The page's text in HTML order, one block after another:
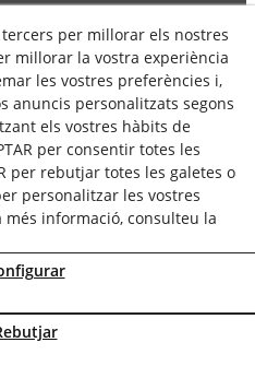
per millorar els nostres
millorar la vostra experiència
les vostres preferències i,
anuncis personalitzats segons
els vostres hàbits de
per consentir totes les
per rebutjar totes les galetes o
personalitzar les vostres
més informació, consulteu la